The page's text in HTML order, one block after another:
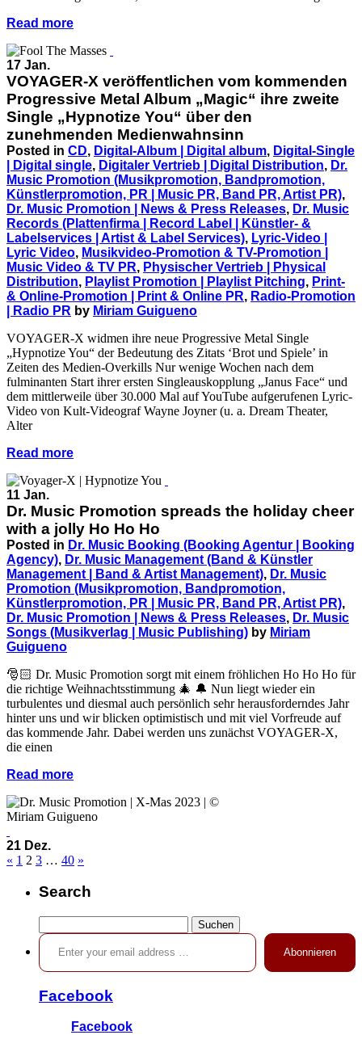
Read more
17 Jan.
VOYAGER-X veröffentlichen vom kommenden
Progressive Metal Album „Magic“ ihre zweite
Single „Hypnotize You“ über den
zunehmenden Medienwahnsinn
Posted in CD, Digital-Album | Digital album, Digital-Single
| Digital single, Digitaler Vertrieb | Digital Distribution, Dr.
Music Promotion (Musikpromotion, Bandpromotion,
Künstlerpromotion, PR | Music PR, Band PR, Artist PR),
Dr. Music Promotion | News & Press Releases, Dr. Music
Records (Plattenfirma | Record Label | Künstler- &
Labelservices | Artist & Label Services), Lyric-Video |
Lyric Video, Musikvideo-Promotion & TV-Promotion |
Music Video & TV PR, Physischer Vertrieb | Physical
Distribution, Playlist Promotion | Playlist Pitching, Print-
& Online-Promotion | Print & Online PR, Radio-Promotion
| Radio PR by Miriam Guigueno
VOYAGER-X widmen ihre neue Progressive Metal Single
„Hypnotize You“ der Bedeutung des Zitats ‘Brot und Spiele’ in
Zeiten des Medien-Overkills Nur wenige Wochen nach dem
fulminanten Start ihrer ersten Singleauskopplung „Janus Face“ und
dem mittlerweile über 30.000 Mal auf YouTube aufgerufenen Lyric-
Video von Kult-Videograf Wayne Joyner (u. a. Dream Theater,
Alter
Read more
11 Jan.
Dr. Music Promotion spreads the holiday cheer
with a jolly Ho Ho Ho
Posted in Dr. Music Booking (Booking Agentur | Booking
Agency), Dr. Music Management (Band & Künstler
Management | Band & Artist Management), Dr. Music
Promotion (Musikpromotion, Bandpromotion,
Künstlerpromotion, PR | Music PR, Band PR, Artist PR),
Dr. Music Promotion | News & Press Releases, Dr. Music
Songs (Musikverlag | Music Publishing) by Miriam
Guigueno
🎅🏻 Dr. Music Promotion sorgt mit einem fröhlichen Ho Ho Ho für
die richtige Weihnachtsstimmung 🎄 🔔 Nun liegt wieder ein
turbulentes und diesmal auch persönlich sehr herausforderndes Jahr
hinter uns und wir blicken optimistisch und mit viel Vorfreude auf
das kommende Jahr. Dabei werden uns zunächst VOYAGER-X,
die einen
Read more
21 Dez.
« 1 2 3 … 40 »
Search
nach:
Enter your email address …
Abonnieren
Facebook
Facebook